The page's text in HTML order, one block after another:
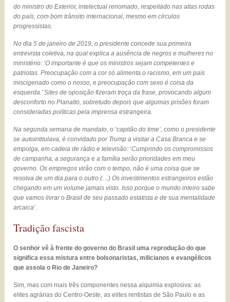
do ministro do Exterior, intelectual renomado, respeitado nas altas rodas
do país, com bom trânsito internacional, mesmo em círculos
progressistas.
No dia 5 de janeiro de 2019, o presidente concede sua primeira
entrevista coletiva, na qual explica a ausência de negros e mulheres no
ministério: ‘O importante é que os ministros sejam competentes e
patriotas. Preocupação com a cor só alimenta o racismo, em um país
miscigenado como o nosso, e preocupação com sexo é coisa da
esquerda.’ Sites de oposição fizeram troça da frase, provocando algum
desconforto no Planalto, sobretudo depois que algumas prisões foram
consideradas políticas pela imprensa estrangeira.
Na segunda semana de mandato, o ‘capitão do time’, como o presidente
se autointitulava, é convidado por Trump a visitar a Casa Branca e se
empolga, em cadeia de rádio e televisão: ‘Cumprindo os compromissos
de campanha, a segurança e a família serão prioridades em meu
governo. Os empregos virão com o tempo, não é uma coisa que se
resolva de um dia para o outro (…) Os investimentos estrangeiros estão
chegando em um volume jamais visto. Isso porque o mundo inteiro sabe
que vamos livrar o Brasil de seu passado estatista e de sua mentalidade
arcaica’.
Tradição fascista
O senhor vê à frente do governo do Brasil uma reprodução do que
significa essa mistura entre bolsonaristas, milicianos e evangélicos
que assola o Rio de Janeiro?
Sim, mas com mais três componentes nessa alquimia explosiva: as
elites agrárias do Centro-Oeste, as elites rentistas de São Paulo e as